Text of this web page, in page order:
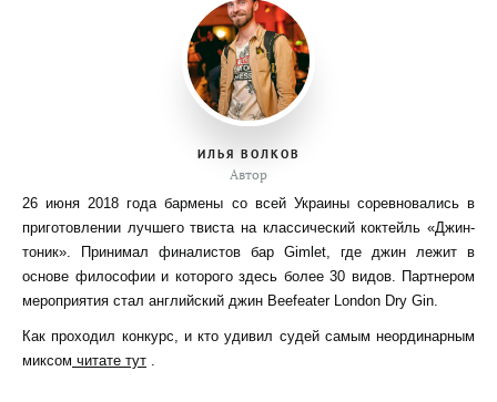
ИЛЬЯ ВОЛКОВ
Автор
26 июня 2018 года бармены со всей Украины соревновались в
приготовлении лучшего твиста на классический коктейль «Джин-
тоник». Принимал финалистов бар Gimlet, где джин лежит в
основе философии и которого здесь более 30 видов. Партнером
мероприятия стал английский джин Beefeater London Dry Gin.
Как проходил конкурс, и кто удивил судей самым неординарным
миксом читате тут .